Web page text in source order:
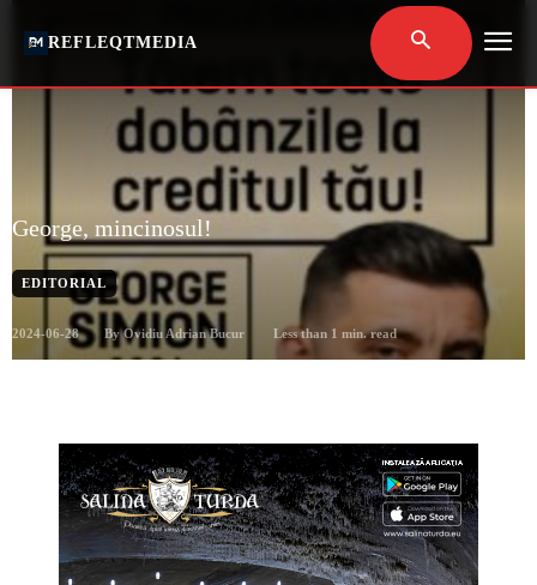
REFLEQTMEDIA
George, mincinosul!
EDITORIAL
2024-06-28 By Ovidiu Adrian Bucur Less than 1 min. read